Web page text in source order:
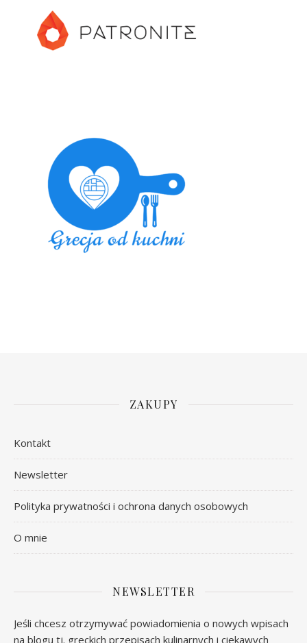
ZAKUPY
Kontakt
Newsletter
Polityka prywatności i ochrona danych osobowych
O mnie
NEWSLETTER
Jeśli chcesz otrzymywać powiadomienia o nowych wpisach
na blogu tj. greckich przepisach kulinarnych i ciekawych